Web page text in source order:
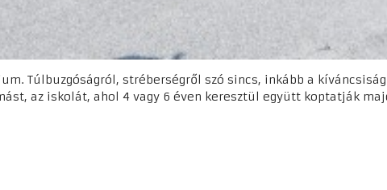
Túlbuzgóságról, stréberségről szó sincs, inkább a
az iskolát, ahol 4 vagy 6 éven keresztül együtt koptatják